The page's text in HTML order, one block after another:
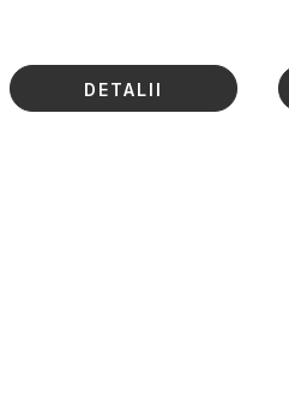
DETALII